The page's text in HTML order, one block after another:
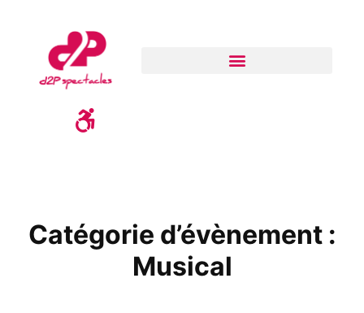
Catégorie d’évènement :
Musical